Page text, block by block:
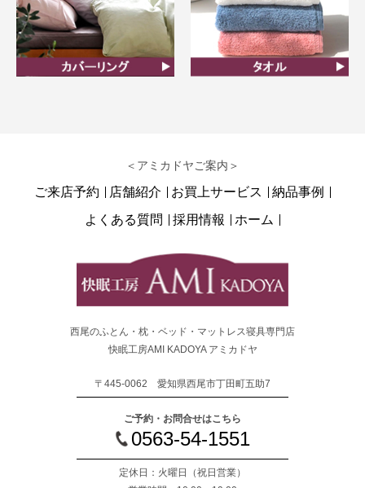
＜アミカドヤご案内＞
ご来店予約 店舗紹介 お買上サービス
納品事例
よくある質問
採用情報 ホーム
西尾のふとん・枕・ベッド・マットレス寝具専門店
快眠工房AMI KADOYA アミカドヤ
〒445-0062 愛知県西尾市丁田町五助7
ご予約・お問合せはこちら
0563-54-1551
定休日：火曜日
（祝日営業）